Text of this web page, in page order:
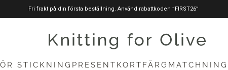
Fri frakt på din första beställning. Använd rabattkoden ”FIRST26”
stickningförolive.com
STICKNING PRESENTKORT FÄRGMATCHNING